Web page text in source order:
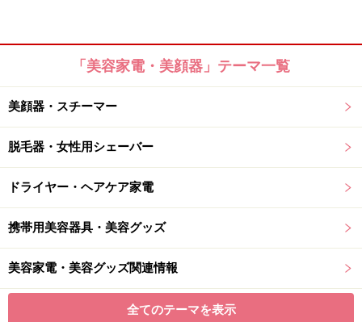
「美容家電・美顔器」テーマ一覧
美顔器・スチーマー
脱毛器・女性用シェーバー
ドライヤー・ヘアケア家電
携帯用美容器具・美容グッズ
美容家電・美容グッズ関連情報
全てのテーマを表示